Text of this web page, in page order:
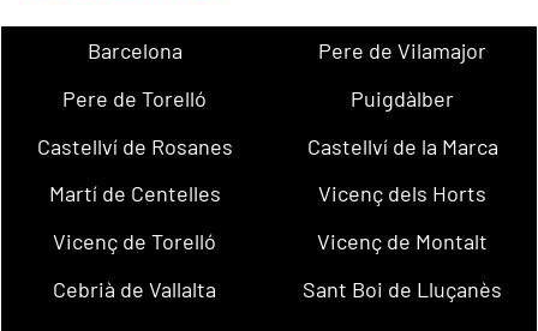
Barcelona
Pere de Vilamajor
Pere de Torelló
Puigdàlber
Castellví de Rosanes
Castellví de la Marca
Martí de Centelles
Vicenç dels Horts
Vicenç de Torelló
Vicenç de Montalt
Cebrià de Vallalta
Sant Boi de Lluçanès